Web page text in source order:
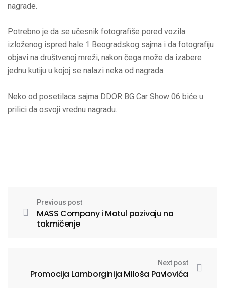
nagrade.
Potrebno je da se učesnik fotografiše pored vozila
izloženog ispred hale 1 Beogradskog sajma i da fotografiju
objavi na društvenoj mreži, nakon čega može da izabere
jednu kutiju u kojoj se nalazi neka od nagrada.
Neko od posetilaca sajma DDOR BG Car Show 06 biće u
prilici da osvoji vrednu nagradu.
Previous post
MASS Company i Motul pozivaju na
takmičenje
Next post
Promocija Lamborginija Miloša Pavlovića